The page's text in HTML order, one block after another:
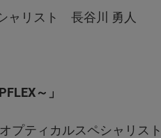
ャリスト 長谷川 勇人
～」
プティカルスペシャリス